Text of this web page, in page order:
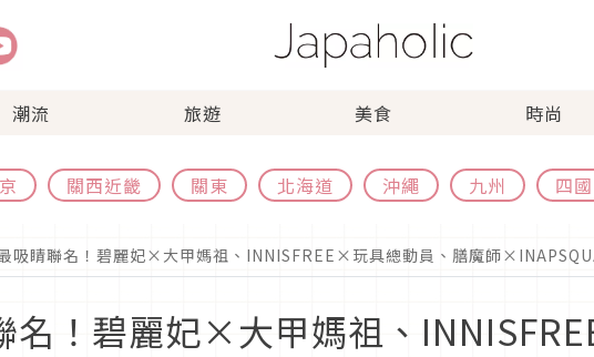
潮流 旅遊 美食 時尚
關西近畿 關東 北海道 沖繩 九州 四國
吸睛聯名！碧麗妃×大甲媽祖、INNISFREE×玩具總動員、膳魔師
名！碧麗妃×大甲媽祖、